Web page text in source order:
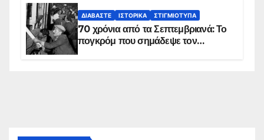
ΔΙΑΒΆΣΤΕ ΙΣΤΟΡΙΚΆ ΣΤΙΓΜΙΌΤΥΠΑ
70 χρόνια από τα Σεπτεμβριανά: Το
πογκρόμ που σημάδεψε τον